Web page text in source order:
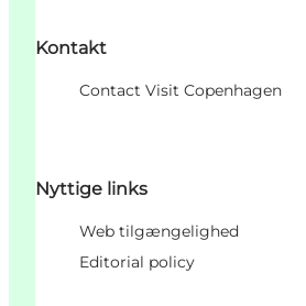
Kontakt
Contact Visit Copenhagen
Nyttige links
Web tilgængelighed
Editorial policy